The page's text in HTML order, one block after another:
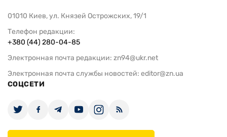
01010 Киев, ул. Князей Острожских, 19/1
Телефон редакции:
+380 (44) 280-04-85
Электронная почта редакции: zn94@ukr.net
Электронная почта службы новостей: editor@zn.ua
СОЦСЕТИ